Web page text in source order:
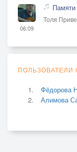
06:09
Толя
ПОЛЬЗОВАТЕЛИ
Фёдорова
Алимова